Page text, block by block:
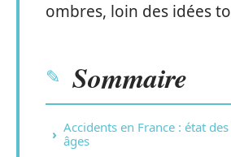
ombres, loin des idées
Sommaire
Accidents en France : état
âges